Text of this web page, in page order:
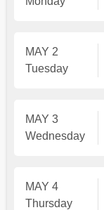
MAY 2
Tuesday
MAY 3
Wednesday
MAY 4
Thursday